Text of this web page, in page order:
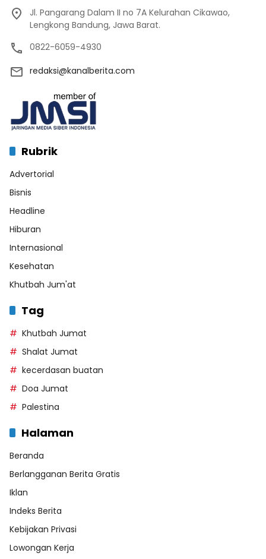
Jl. Pangarang Dalam II no 7A Kelurahan Cikawao,
Lengkong Bandung, Jawa Barat.
0822-6059-4930
redaksi@kanalberita.com
Rubrik
Advertorial
Bisnis
Headline
Hiburan
Internasional
Kesehatan
Khutbah Jum'at
Tag
Khutbah Jumat
Shalat Jumat
kecerdasan buatan
Doa Jumat
Palestina
Halaman
Beranda
Berlangganan Berita Gratis
Iklan
Indeks Berita
Kebijakan Privasi
Lowongan Kerja